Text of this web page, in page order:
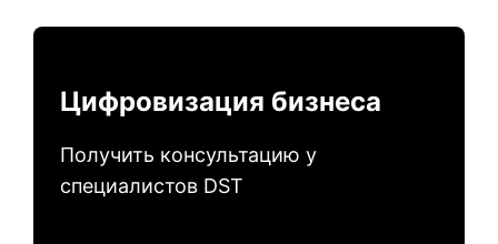
Цифровизация бизнеса
Получить консультацию у
специалистов DST